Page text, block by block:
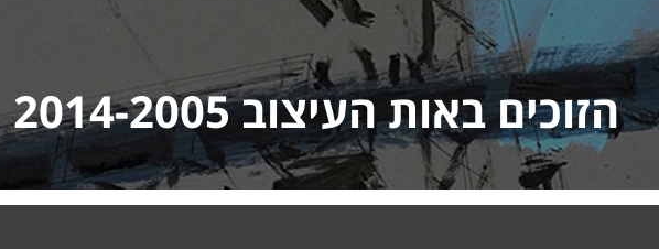
הזוכים באות העיצוב 2014-2005